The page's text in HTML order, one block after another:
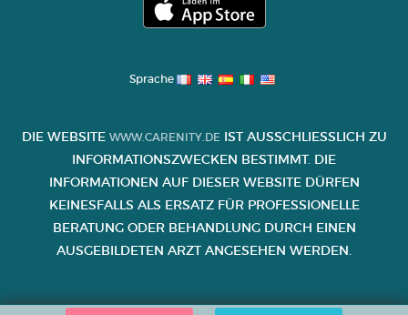
Sprache
DIE WEBSITE WWW.CARENITY.DEIST AUSSCHLIESSLICH ZU I
NFORMATIONSZWECKEN BESTIMMT. DIE I
NFORMATIONEN AUF DIESER WEBSITE DÜRFEN K
EINESFALLS ALS ERSATZ FÜR PROFESSIONELLE B
ERATUNG ODER BEHANDLUNG DURCH EINEN A
USGEBILDETEN ARZT ANGESEHEN WERDEN.